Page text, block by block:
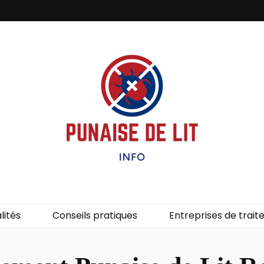
Conseils pratiques Entreprises de